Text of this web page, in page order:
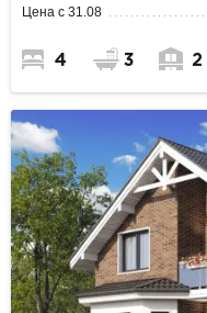
Цена с 31.08
4 3 2